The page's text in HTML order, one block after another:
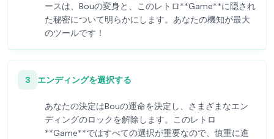
ースは、Bouの変身と、このレトロ**Game**に隠され
た秘密について明らかにします。あなたの機知が最大
のツールです！
3 エンディングを選択する
あなたの決定はBouの運命を決定し、さまざまなエン
ディングのロックを解除します。このレトロ
**Game**ではすべての選択が重要なので、慎重に進